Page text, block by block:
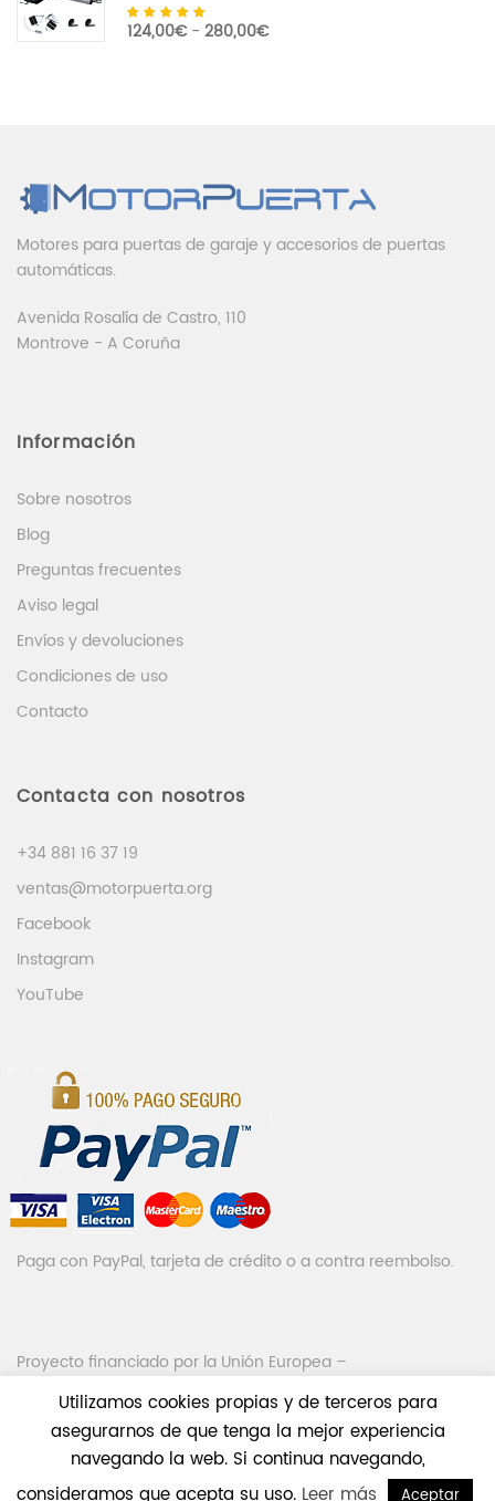
Valorado con
5.00de 5
124,00€ - 280,00€Rango de precios: desde
Motores para puertas de garaje y accesorios de puertas
automáticas.
Avenida Rosalía de Castro, 110
Montrove - A Coruña
Información
Sobre nosotros
Blog
Preguntas frecuentes
Aviso legal
Envíos y devoluciones
Condiciones de uso
Contacto
Contacta con nosotros
+34 881 16 37 19
ventas@motorpuerta.org
Facebook
Instagram
YouTube
Paga con PayPal, tarjeta de crédito o a contra reembolso.
Proyecto financiado por la Unión Europea –
Utilizamos cookies propias y de terceros para
asegurarnos de que tenga la mejor experiencia
navegando la web. Si continua navegando,
consideramos que acepta su uso. Leer más Aceptar